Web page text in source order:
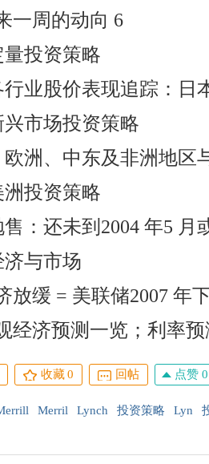
一周的动向 6
投资策略
业股价表现追踪：日
市场投资策略
欧洲、中东及非洲地区
投资策略
：还未到2004 年5 月
济与市场
放缓 = 美联储2007 年
经济预测一览；利率
收藏0 回帖 点赞 0
Merril Lynch 投资策略 Lyn